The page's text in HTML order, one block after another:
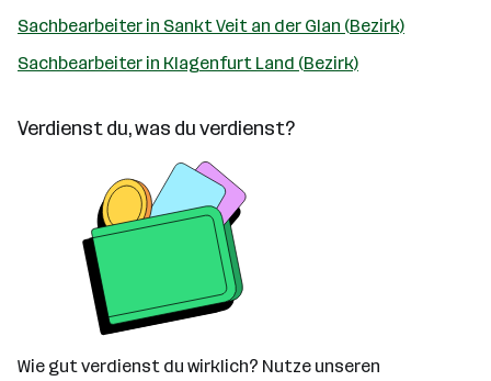
Sachbearbeiter in Sankt Veit an der Glan (Bezirk)
Sachbearbeiter in Klagenfurt Land (Bezirk)
Verdienst du, was du verdienst?
Wie gut verdienst du wirklich? Nutze unseren